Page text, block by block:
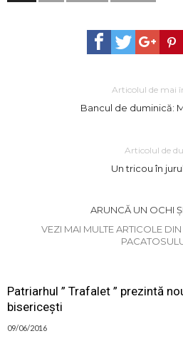
Articolul de mai
Bancul de duminică:
Articolul de
Un tricou în
ARUNCĂ UN OCHI
VEZI MAI MULTE ARTICOLE
Patriarhul ” Trafalet ” prezintă
bisericești
09/06/2016